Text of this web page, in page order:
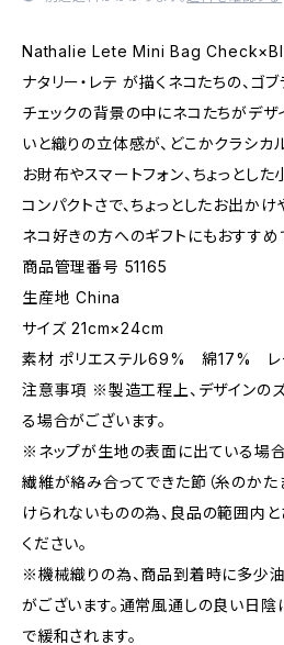
Nathalie Lete Mini Bag
ナタリー・レテ が描くネコたちの、ゴ
チェックの背景の中にネコたちがデザ
いと織りの立体感が、どこかクラシカ
お財布やスマートフォン、ちょっとし
コンパクトさで、ちょっとしたお出かけ
ネコ好きの方へのギフトにもおすすめ
商品管理番号 51165
生産地 China
サイズ 21cm×24cm
素材 ポリエステル69% 綿17% レ
注意事項 ※製造工程上、デザインのズ
る場合がございます。
※ネップが生地の表面に出ている場合
繊維が絡み合ってできた節（糸のかた
けられないものの為、良品の範囲内と
ください。
※機械織りの為、商品到着時に多少
がございます。通常風通しの良い日陰
で緩和されます。